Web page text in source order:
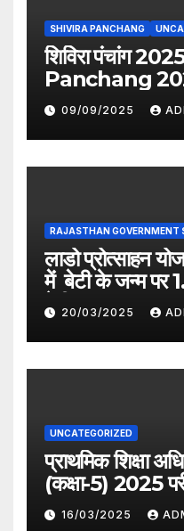
SHIVIRA PANCHANG
शिविरा पंचांग
Panchang
09/09/2025
RAJASTHAN GOVERNMENT
लाडो प्रोत्साहन
में बेटी के जन्म पर
देगी सरकार
20/03/2025
UNCATEGORIZED
प्राथमिक शिक्षा
(कक्षा-5) 2025
16/03/2025